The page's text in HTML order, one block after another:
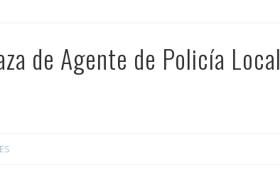
de Agente de Policía Local